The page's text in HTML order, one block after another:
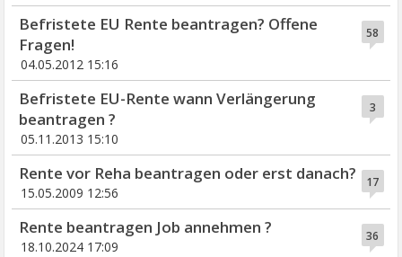
58
Befristete EU Rente beantragen? Offene
Fragen!
04.05.2012 15:16
3
Befristete EU-Rente wann Verlängerung
beantragen ?
05.11.2013 15:10
17
Rente vor Reha beantragen oder erst danach?
15.05.2009 12:56
36
Rente beantragen Job annehmen ?
18.10.2024 17:09